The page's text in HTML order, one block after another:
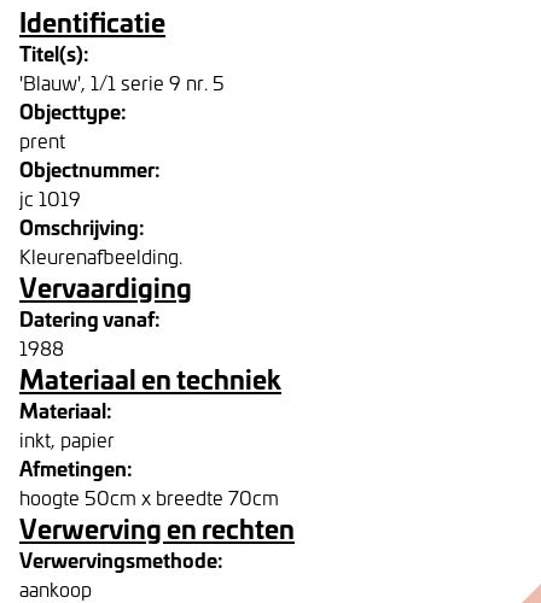
Identificatie
Titel(s):
'Blauw', 1/1 serie 9 nr. 5
Objecttype:
prent
Objectnummer:
jc 1019
Omschrijving:
Kleurenafbeelding.
Vervaardiging
Datering vanaf:
1988
Materiaal en techniek
Materiaal:
inkt, papier
Afmetingen:
hoogte 50cm x breedte 70cm
Verwerving en rechten
Verwervingsmethode:
aankoop